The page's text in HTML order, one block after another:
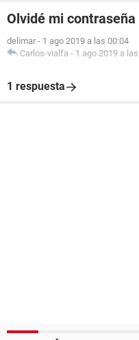
Olvidé mi
delimar - 1 ago 2019 a las 00:04
Carlos-vialfa - 1 ago 2019 a
1 respuesta